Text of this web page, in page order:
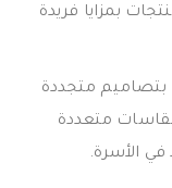
بمزايا فريدة
بتصاميم متجددة
مقاسات متعددة
في الأسرة.